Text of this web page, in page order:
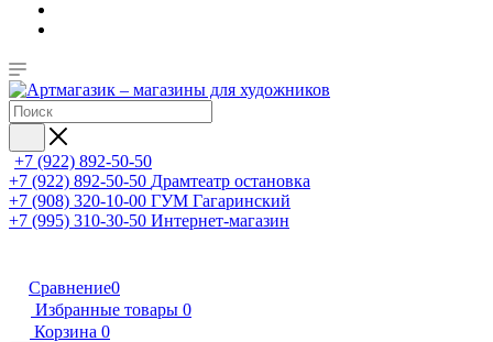
+7 (922) 892-50-50
+7 (922) 892-50-50 Драмтеатр остановка
+7 (908) 320-10-00 ГУМ Гагаринский
+7 (995) 310-30-50 Интернет-магазин
Сравнение0
Избранные товары 0
Корзина 0